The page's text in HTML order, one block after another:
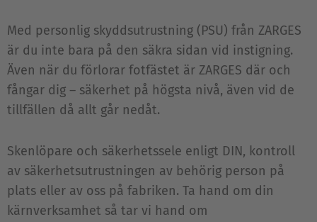
Med personlig skyddsutrustning (PSU) från ZARGES
är du inte bara på den säkra sidan vid instigning.
Även när du förlorar fotfästet är ZARGES där och
fångar dig – säkerhet på högsta nivå, även vid de
tillfällen då allt går nedåt.
Skenlöpare och säkerhetssele enligt DIN, kontroll
av säkerhetsutrustningen av behörig person på
plats eller av oss på fabriken. Ta hand om din
kärnverksamhet så tar vi hand om